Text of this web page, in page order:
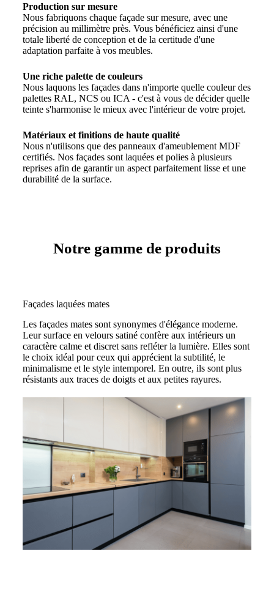
Production sur mesure
Nous fabriquons chaque façade sur mesure, avec une
précision au millimètre près. Vous bénéficiez ainsi d'une
totale liberté de conception et de la certitude d'une
adaptation parfaite à vos meubles.
Une riche palette de couleurs
Nous laquons les façades dans n'importe quelle couleur des
palettes RAL, NCS ou ICA - c'est à vous de décider quelle
teinte s'harmonise le mieux avec l'intérieur de votre projet.
Matériaux et finitions de haute qualité
Nous n'utilisons que des panneaux d'ameublement MDF
certifiés. Nos façades sont laquées et polies à plusieurs
reprises afin de garantir un aspect parfaitement lisse et une
durabilité de la surface.
Notre gamme de produits
Façades laquées mates
Les façades mates sont synonymes d'élégance moderne.
Leur surface en velours satiné confère aux intérieurs un
caractère calme et discret sans refléter la lumière. Elles sont
le choix idéal pour ceux qui apprécient la subtilité, le
minimalisme et le style intemporel. En outre, ils sont plus
résistants aux traces de doigts et aux petites rayures.